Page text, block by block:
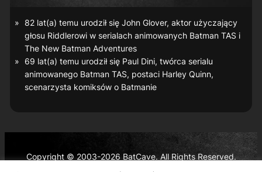
82 lat(a) temu urodził się John Glover, aktor użyczający
głosu Riddlerowi w serialach animowanych Batman TAS i
The New Batman Adventures
69 lat(a) temu urodził się Paul Dini, twórca serialu
animowanego Batman TAS, postaci Harley Quinn,
scenarzysta komiksów o Batmanie
Copyright © 2003-2026 BatCave. All Rights Reserved.
Batman and all related characters and elements are the